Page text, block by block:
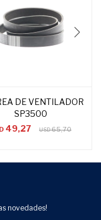
DE VENTILADOR
SP3500
49,27 USD65,70
novedades!